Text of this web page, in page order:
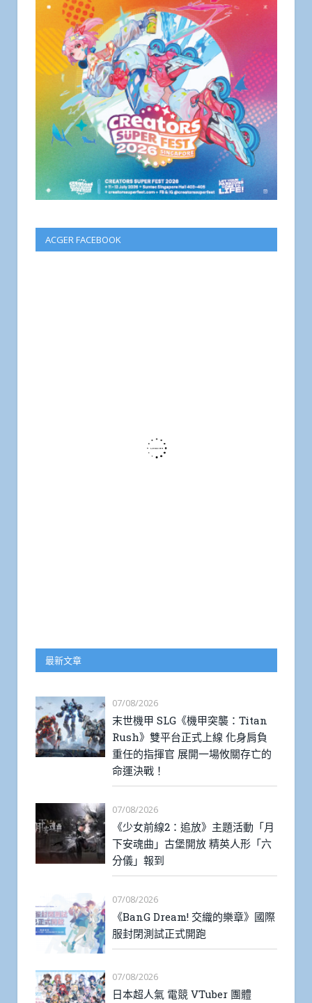
ACGER FACEBOOK
最新文章
07/08/2026
末世機甲 SLG《機甲突襲：Titan
Rush》雙平台正式上線 化身肩負
重任的指揮官 展開一場攸關存亡的
命運決戰！
07/08/2026
《少女前線2：追放》主題活動「月
下安魂曲」古堡開放 精英人形「六
分儀」報到
07/08/2026
《BanG Dream! 交織的樂章》國際
服封閉測試正式開跑
07/08/2026
日本超人氣 電競 VTuber 團體